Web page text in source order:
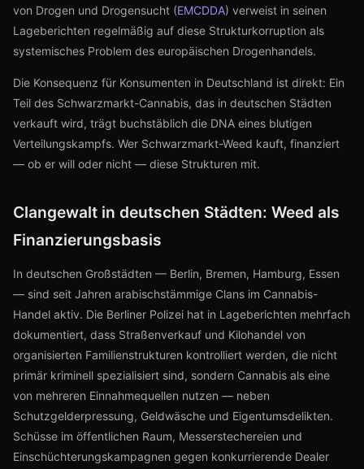
von Drogen und Drogensucht (EMCDDA) verweist in seinen
Lageberichten regelmäßig auf diese Strukturkorruption als
systemisches Problem des europäischen Drogenhandels.
Die Konsequenz für Konsumenten in Deutschland ist direkt: Ein
Teil des Schwarzmarkt-Cannabis, das in deutschen Städten
verkauft wird, trägt buchstäblich die DNA eines blutigen
Verteilungskampfs. Wer Schwarzmarkt-Weed kauft, finanziert
— ob er will oder nicht — diese Strukturen mit.
Clangewalt in deutschen Städten: Weed als
Finanzierungsbasis
In deutschen Großstädten — Berlin, Bremen, Hamburg, Essen
— sind seit Jahren arabischstämmige Clans im Cannabis-
Handel aktiv. Die Berliner Polizei hat in Lageberichten mehrfach
dokumentiert, dass Straßenverkauf und Kilohandel von
organisierten Familienstrukturen kontrolliert werden, die nicht
primär kriminell spezialisiert sind, sondern Cannabis als eine
von mehreren Einnahmequellen nutzen — neben
Schutzgelderpressung, Geldwäsche und Eigentumsdelikten.
Schüsse im öffentlichen Raum, Messerstechereien und
Einschüchterungskampagnen gegen konkurrierende Dealer